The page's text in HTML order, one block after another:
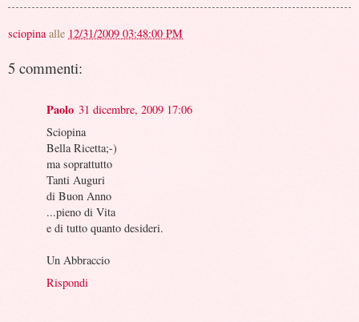
sciopina alle 12/31/2009 03:48:00 PM
5 commenti:
Paolo 31 dicembre, 2009 17:06
Sciopina
Bella Ricetta;-)
ma soprattutto
Tanti Auguri
di Buon Anno
...pieno di Vita
e di tutto quanto desideri.
Un Abbraccio
Rispondi